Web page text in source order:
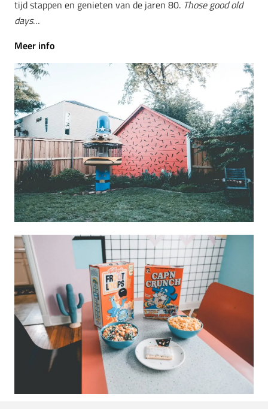
tijd stappen en genieten van de jaren 80. Those good old
days…
Meer info